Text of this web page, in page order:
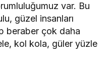
var. Bu
güzel insanları
beraber çok daha
kol kola, güler yüzle